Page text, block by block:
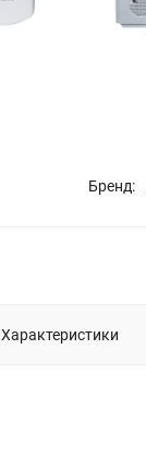
Бренд:
Характеристики